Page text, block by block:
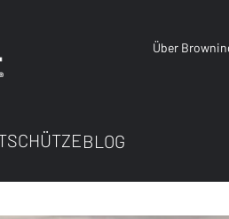
Über
BLOG